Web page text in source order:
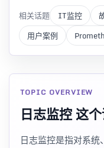
相关话题 IT监控
用户案例
TOPIC OVERVIEW
日志监控 这
日志监控是指对系